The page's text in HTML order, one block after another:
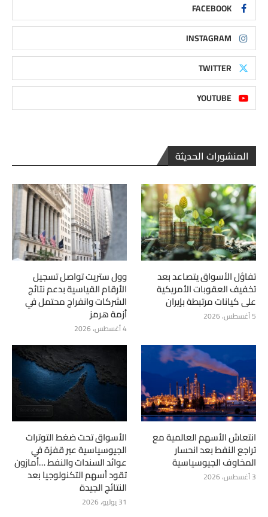
FACEBOOK
INSTAGRAM
TWITTER
YOUTUBE
المنشورات الحديثة
تفاؤل الأسواق يتصاعد بعد
تخفيف العقوبات الأمريكية
على كيانات مرتبطة بإيران
5 أغسطس، 2026
وول ستريت تواصل تسجيل
الأرقام القياسية بدعم نتائج
الشركات وانفراج محتمل في
أزمة هرمز
4 أغسطس، 2026
انتعاش الأسهم العالمية مع
تراجع النفط بعد انحسار
المخاوف الجيوسياسية
3 أغسطس، 2026
الأسواق تحت ضغط التوترات
الجيوسياسية عبر قفزة في
عوائد السندات والنفط …أمازون
تقود أسهم التكنولوجيا بعد
النتائج الجيدة
31 يوليو، 2026